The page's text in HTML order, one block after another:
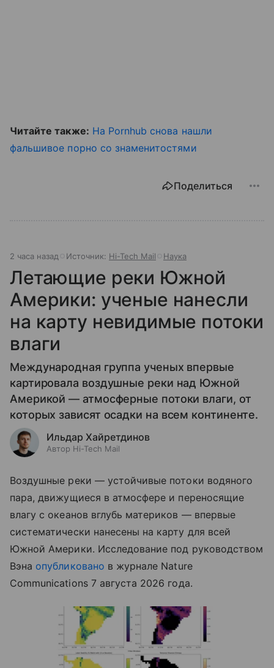
Читайте также: На Pornhub снова нашли
фальшивое порно со знаменитостями
Поделиться
2 часа назад Источник: Hi-Tech Mail Наука
Летающие реки Южной
Америки: ученые нанесли
на карту невидимые потоки
влаги
Международная группа ученых впервые
картировала воздушные реки над Южной
Америкой — атмосферные потоки влаги, от
которых зависят осадки на всем континенте.
Ильдар Хайретдинов
Автор Hi-Tech Mail
Воздушные реки — устойчивые потоки водяного
пара, движущиеся в атмосфере и переносящие
влагу с океанов вглубь материков — впервые
систематически нанесены на карту для всей
Южной Америки. Исследование под руководством
Вэна опубликовано в журнале Nature
Communications 7 августа 2026 года.